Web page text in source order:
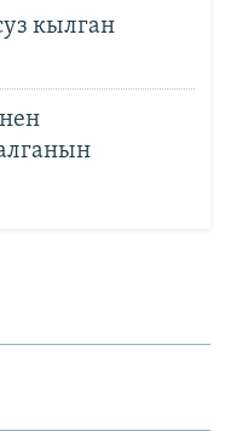
кылган